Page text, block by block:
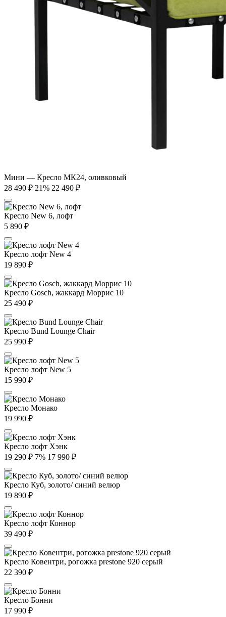
Мини — Кресло МК24, оливковый
28 490 ₽ 21% 22 490 ₽
Кресло New 6, лофт
5 890 ₽
Кресло лофт New 4
19 890 ₽
Кресло Gosch, жаккард Моррис 10
25 490 ₽
Кресло Bund Lounge Chair
25 990 ₽
Кресло лофт New 5
15 990 ₽
Кресло Монако
19 990 ₽
Кресло лофт Хэнк
19 290 ₽ 7% 17 990 ₽
Кресло Куб, золото/ синий велюр
19 890 ₽
Кресло лофт Коннор
39 490 ₽
Кресло Ковентри, рогожка prestone 920 серый
22 390 ₽
Кресло Бонни
17 990 ₽